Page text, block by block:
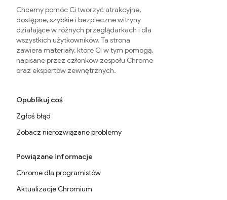
Chcemy pomóc Ci tworzyć atrakcyjne,
dostępne, szybkie i bezpieczne witryny
działające w różnych przeglądarkach i dla
wszystkich użytkowników. Ta strona
zawiera materiały, które Ci w tym pomogą,
napisane przez członków zespołu Chrome
oraz ekspertów zewnętrznych.
Opublikuj coś
Zgłoś błąd
Zobacz nierozwiązane problemy
Powiązane informacje
Chrome dla programistów
Aktualizacje Chromium